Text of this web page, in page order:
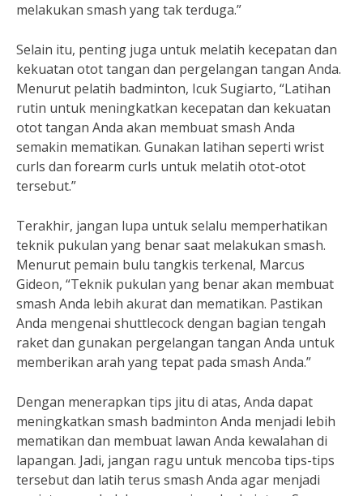
melakukan smash yang tak terduga.”
Selain itu, penting juga untuk melatih kecepatan dan
kekuatan otot tangan dan pergelangan tangan Anda.
Menurut pelatih badminton, Icuk Sugiarto, “Latihan
rutin untuk meningkatkan kecepatan dan kekuatan
otot tangan Anda akan membuat smash Anda
semakin mematikan. Gunakan latihan seperti wrist
curls dan forearm curls untuk melatih otot-otot
tersebut.”
Terakhir, jangan lupa untuk selalu memperhatikan
teknik pukulan yang benar saat melakukan smash.
Menurut pemain bulu tangkis terkenal, Marcus
Gideon, “Teknik pukulan yang benar akan membuat
smash Anda lebih akurat dan mematikan. Pastikan
Anda mengenai shuttlecock dengan bagian tengah
raket dan gunakan pergelangan tangan Anda untuk
memberikan arah yang tepat pada smash Anda.”
Dengan menerapkan tips jitu di atas, Anda dapat
meningkatkan smash badminton Anda menjadi lebih
mematikan dan membuat lawan Anda kewalahan di
lapangan. Jadi, jangan ragu untuk mencoba tips-tips
tersebut dan latih terus smash Anda agar menjadi